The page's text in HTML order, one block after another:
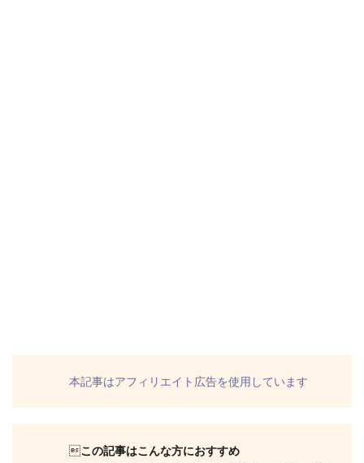
本記事はアフィリエイト広告を使用しています
この記事はこんな方におすすめ